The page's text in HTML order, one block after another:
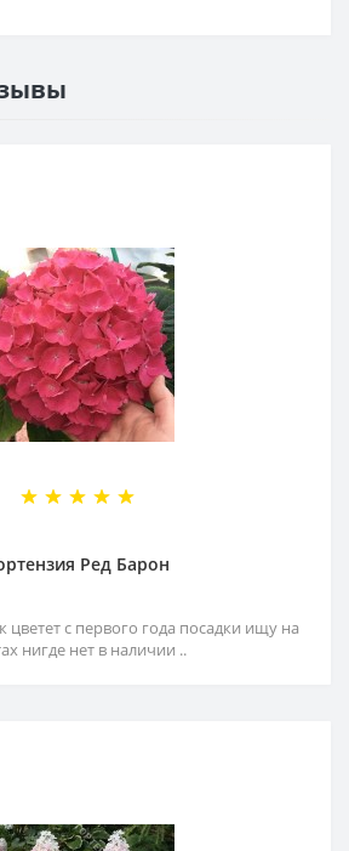
Ред Барон
цветет с первого года посадки ищу на
нигде нет в наличии ..